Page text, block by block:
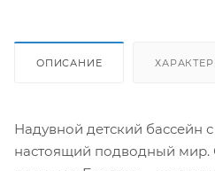
ОПИСАНИЕ
Надувной детский бассейн
настоящий подводный мир.